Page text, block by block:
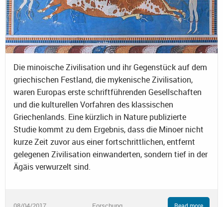
Die minoische Zivilisation und ihr Gegenstück auf dem
griechischen Festland, die mykenische Zivilisation,
waren Europas erste schriftführenden Gesellschaften
und die kulturellen Vorfahren des klassischen
Griechenlands. Eine kürzlich in Nature publizierte
Studie kommt zu dem Ergebnis, dass die Minoer nicht
kurze Zeit zuvor aus einer fortschrittlichen, entfernt
gelegenen Zivilisation einwanderten, sondern tief in der
Ägäis verwurzelt sind.